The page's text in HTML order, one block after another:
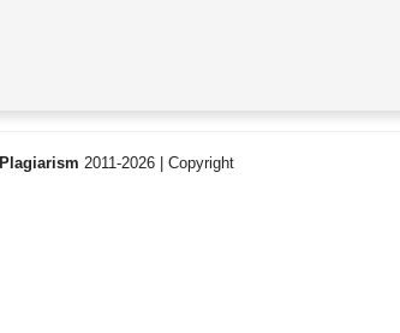
Plagiarism 2011-2026 | Copyright